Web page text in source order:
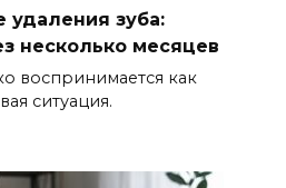
удаления зуба:
несколько месяцев
воспринимается как
ситуация.